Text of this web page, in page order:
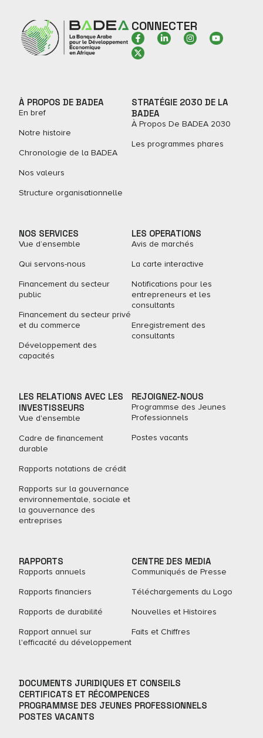
CONNECTER
À PROPOS DE BADEA
En bref
Notre histoire
Chronologie de la BADEA
Nos valeurs
Structure organisationnelle
STRATÉGIE 2030 DE LA
BADEA
À Propos De BADEA 2030
Les programmes phares
NOS SERVICES
Vue d’ensemble
Qui servons-nous
Financement du secteur
public
Financement du secteur privé
et du commerce
Développement des
capacités
LES OPERATIONS
Avis de marchés
La carte interactive
Notifications pour les
entrepreneurs et les
consultants
Enregistrement des
consultants
LES RELATIONS AVEC LES
INVESTISSEURS
Vue d'ensemble
Cadre de financement
durable
Rapports notations de crédit
Rapports sur la gouvernance
environnementale, sociale et
la gouvernance des
entreprises
REJOIGNEZ-NOUS
Programmse des Jeunes
Professionnels
Postes vacants
RAPPORTS
Rapports annuels
Rapports financiers
Rapports de durabilité
Rapport annuel sur
l'efficacité du développement
CENTRE DES MEDIA
Communiqués de Presse
Téléchargements du Logo
Nouvelles et Histoires
Faits et Chiffres
DOCUMENTS JURIDIQUES ET CONSEILS
CERTIFICATS ET RÉCOMPENCES
PROGRAMMSE DES JEUNES PROFESSIONNELS
POSTES VACANTS